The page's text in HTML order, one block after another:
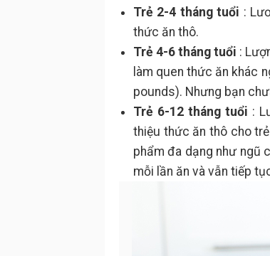
Trẻ 2-4 tháng tuổi :
thức ăn thô.
Trẻ 4-6 tháng tuổi :
làm quen thức ăn khác
pounds). Nhưng bạn
Trẻ 6-12 tháng tuổi :
thiệu thức ăn thô cho
phẩm đa dạng như ngũ
mỗi lần ăn và vẫn tiếp